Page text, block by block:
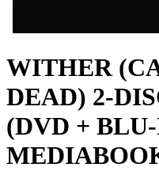
WITHER
DEAD) 2-
(DVD +